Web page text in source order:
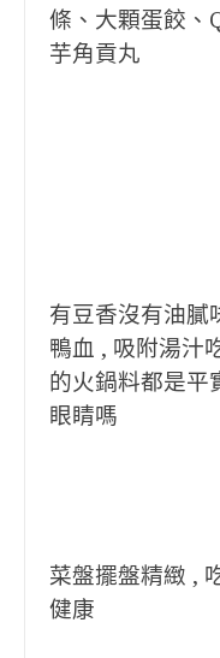
條、大顆蛋餃、
芋角貢丸
有豆香沒有油膩
鴨血 , 吸附湯汁
的火鍋料都是平
眼睛嗎
菜盤擺盤精緻 ,
健康